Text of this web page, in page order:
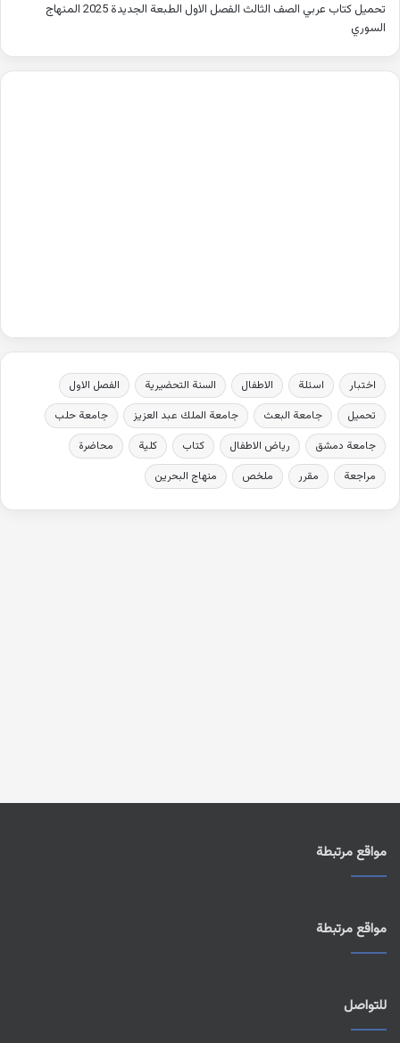
تحميل كتاب عربي الصف الثالث الفصل الاول الطبعة الجديدة 2025 المنهاج
السوري
اختبار اسئلة الاطفال السنة التحضيرية
الفصل الاول
تحميل
جامعة البعث جامعة الملك عبد العزيز
جامعة حلب
جامعة دمشق
رياض الاطفال كتاب كلية
محاضرة
مراجعة
مقرر ملخص منهاج البحرين
مواقع مرتبطة
مواقع مرتبطة
للتواصل